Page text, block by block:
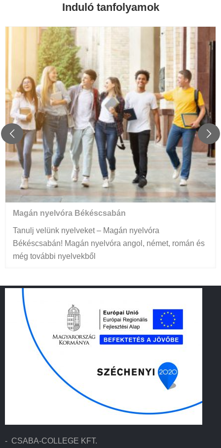
Induló tanfolyamok
Magán nyelvóra Békéscsabán
Tanulj velünk nyelveket – Magán nyelvóra
Békéscsabán! Magán nyelvóra angol, német, román és
még további nyelvekből
- CSABA-COLLEGE KFT.